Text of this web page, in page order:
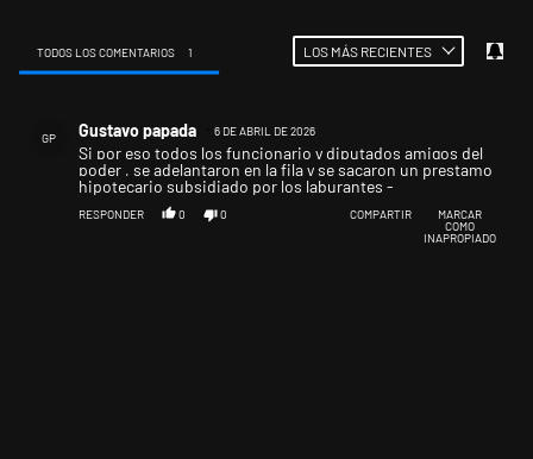
TODOS LOS COMENTARIOS 1 LOS MÁS RECIENTES
GP Gustavo papada 6 DE ABRIL DE 2026
Si por eso todos los funcionario y diputados amigos del
poder , se adelantaron en la fila y se sacaron un prestamo
hipotecario subsidiado por los laburantes -
RESPONDER 0 0 COMPARTIR
MARCAR
COMO
INAPROPIADO